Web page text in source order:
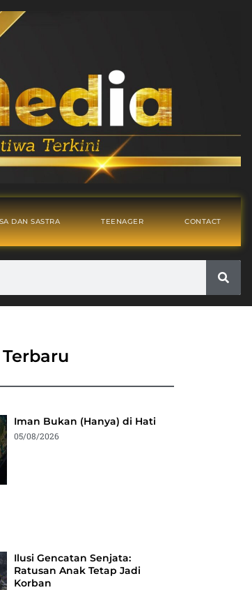
DAN SASTRA TEENAGER CONTACT
Iman Bukan (Hanya) di Hati
05/08/2026
Ilusi Gencatan Senjata:
Ratusan Anak Tetap Jadi
Korban